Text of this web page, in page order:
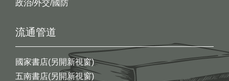
政治/外交/國防
流通管道
國家書店(另開新視窗)
五南書店(另開新視窗)